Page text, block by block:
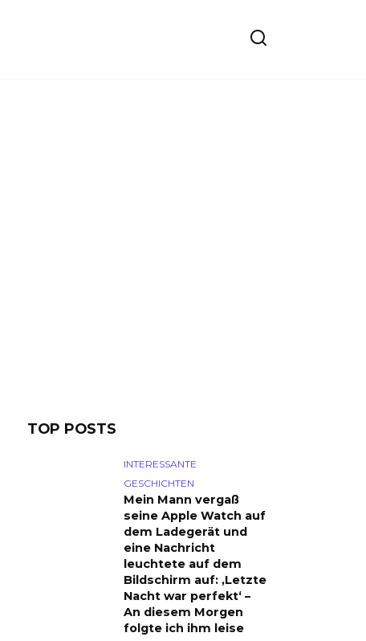
TOP POSTS
INTERESSANTE
GESCHICHTEN
Mein Mann vergaß
seine Apple Watch auf
dem Ladegerät und
eine Nachricht
leuchtete auf dem
Bildschirm auf: ‚Letzte
Nacht war perfekt‘ –
An diesem Morgen
folgte ich ihm leise